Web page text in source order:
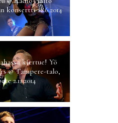
konsertti 12.6.2014
kiertue! Yö
@ Tampere-talo,
2.11.2014